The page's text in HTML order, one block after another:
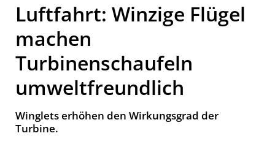
Luftfahrt: Winzige Flügel
machen
Turbinenschaufeln
umweltfreundlich
Winglets erhöhen den Wirkungsgrad der
Turbine.